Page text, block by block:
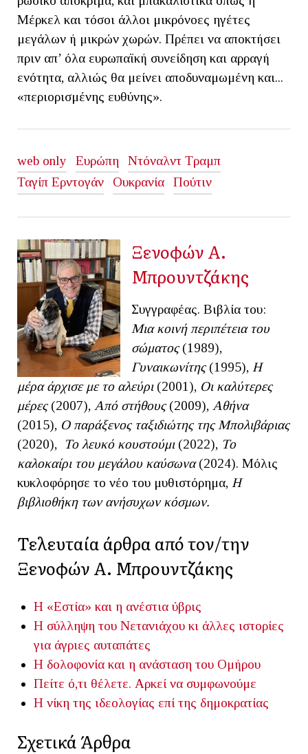
Μέρκελ και τόσοι άλλοι μικρόνοες ηγέτες
μεγάλων ή μικρών χωρών. Πρέπει να αποκτήσει
πριν απ’ όλα ευρωπαϊκή συνείδηση και αρραγή
ενότητα, αλλιώς θα μείνει αποδυναμωμένη και...
«περιορισμένης ευθύνης».
web only Ευρώπη
Ντόναλντ Τραμπ
Ταγίπ Ερντογάν
Ουκρανία Πούτιν
Ξενοφών Α.
Μπρουντζάκης
Συγγραφέας. Βιβλία του:
Μια κοινή περιπέτεια του
σώματος(1989),
Γυναικωνίτης(1995), Η
μέρα άρχισε με το αλεύρι(2001), Οι καλύτερες
μέρες(2007), Από στήθους(2009), Αθήνα
(2015), Ο παράξενος ταξιδιώτης της Μπολιβάριας
(2020),
Το λευκό κουστούμι(2022), Το
καλοκαίρι του μεγάλου καύσωνα(2024). Μόλις
κυκλοφόρησε το νέο του μυθιστόρημα, Η
βιβλιοθήκη των ανήσυχων κόσμων.
Τελευταία άρθρα από τον/την
Ξενοφών Α. Μπρουντζάκης
Η «Εστία» και η ανέστια ύβρις
Η σύλληψη του Νετανιάχου κι άλλες ιστορίες
για άγριες αυταπάτες
Η δολοφονία και η ανάσταση του Ομήρου
Πείτε ό,τι θέλετε. Αρκεί να συμφωνούμε
Η νίκη της ιδεολογίας επί της δημοκρατίας
Σχετικά Άρθρα